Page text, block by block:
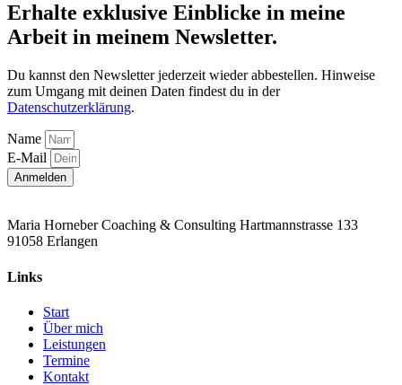
Erhalte exklusive Einblicke in meine
Arbeit in meinem Newsletter.
Du kannst den Newsletter jederzeit wieder abbestellen. Hinweise
zum Umgang mit deinen Daten findest du in der
Datenschutzerklärung.
Name
E-Mail
Anmelden
Maria Horneber Coaching & Consulting Hartmannstrasse 133
91058 Erlangen
Links
Start
Über mich
Leistungen
Termine
Kontakt